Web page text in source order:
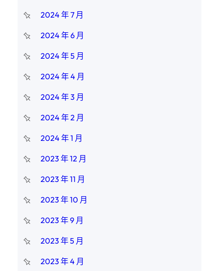
2024 年 7 月
2024 年 6 月
2024 年 5 月
2024 年 4 月
2024 年 3 月
2024 年 2 月
2024 年 1 月
2023 年 12 月
2023 年 11 月
2023 年 10 月
2023 年 9 月
2023 年 5 月
2023 年 4 月